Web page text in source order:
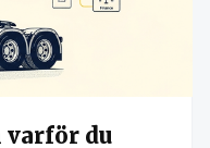
varför du